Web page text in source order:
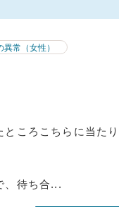
異常（女性）
ころこちらに当たり
、待ち合...